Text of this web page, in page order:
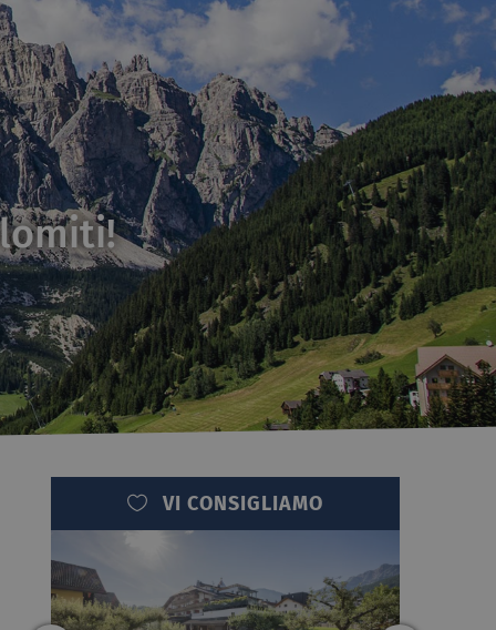
VI CONSIGLIAMO